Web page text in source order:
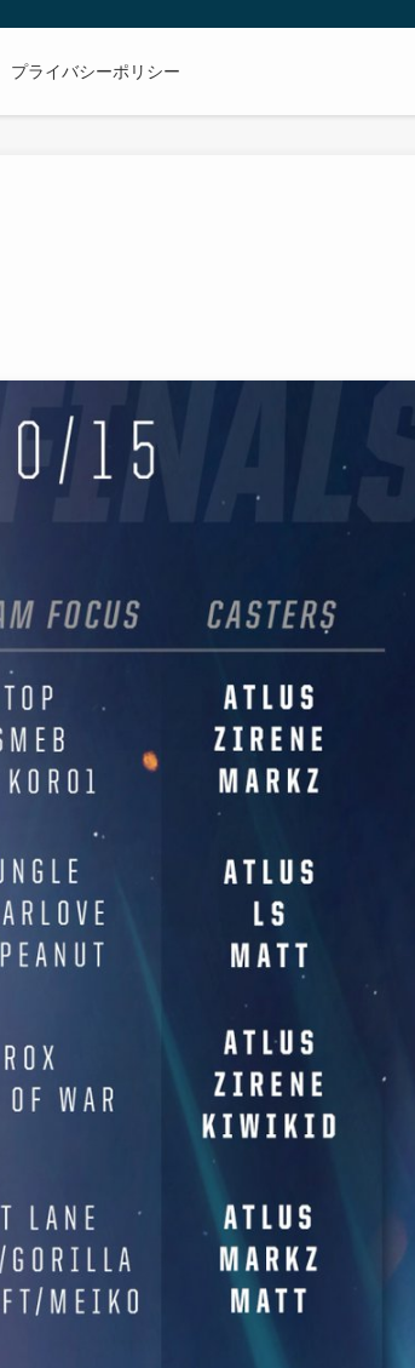
プライバシーポリシー